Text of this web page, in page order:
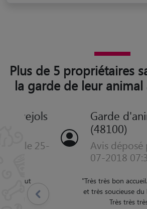
Plus de 5 propriétaires
la garde de leur
Garde d'animaux
(48100)
Avis déposé par
07-2018 07:35
Très très bon accueil. Pet sitter
et très soucieuse du bien être
Très très très satisfaite .
Précédent